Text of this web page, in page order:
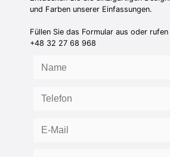
und Farben unserer Einfassungen.
Füllen Sie das Formular aus oder rufen
+48 32 27 68 968